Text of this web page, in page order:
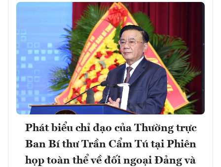
Phát biểu chỉ đạo của Thường trực
Ban Bí thư Trần Cẩm Tú tại Phiên
họp toàn thể về đối ngoại Đảng và